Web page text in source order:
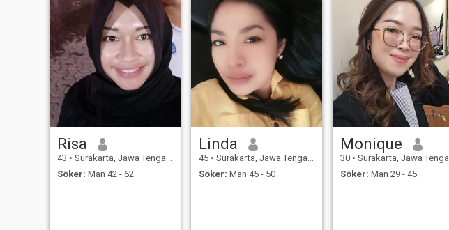
Risa
43 • Surakarta, Jawa Tengah, Indonesien
Söker: Man 42 - 62
Linda
45 • Surakarta, Jawa Tengah, Indonesien
Söker: Man 45 - 50
Monique
30 • Surakarta, Jawa Tengah, Indonesien
Söker: Man 29 - 45